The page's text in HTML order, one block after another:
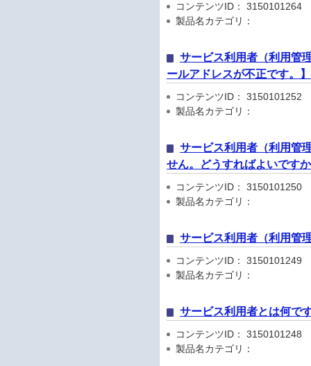
コンテンツID： 3150101264
製品名カテゴリ：
サービス利用者（利用管
ールアドレスが不正です。
コンテンツID： 3150101252
製品名カテゴリ：
サービス利用者（利用管
せん。どうすればよいです
コンテンツID： 3150101250
製品名カテゴリ：
サービス利用者（利用管
コンテンツID： 3150101249
製品名カテゴリ：
サービス利用者とは何で
コンテンツID： 3150101248
製品名カテゴリ：